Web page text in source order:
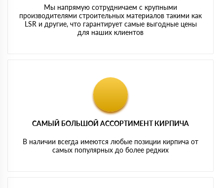
Мы напрямую сотрудничаем с крупными
производителями строительных материалов такими как
LSR и другие, что гарантирует самые выгодные цены
для наших клиентов
САМЫЙ БОЛЬШОЙ АССОРТИМЕНТ КИРПИЧА
В наличии всегда имеются любые позиции кирпича от
самых популярных до более редких